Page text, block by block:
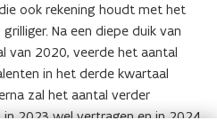
die ook rekening houdt met het
Na een diepe duik van
van 2020, veerde het aantal
in het derde kwartaal
zal het aantal verder
2023 wel vertragen en in 2024